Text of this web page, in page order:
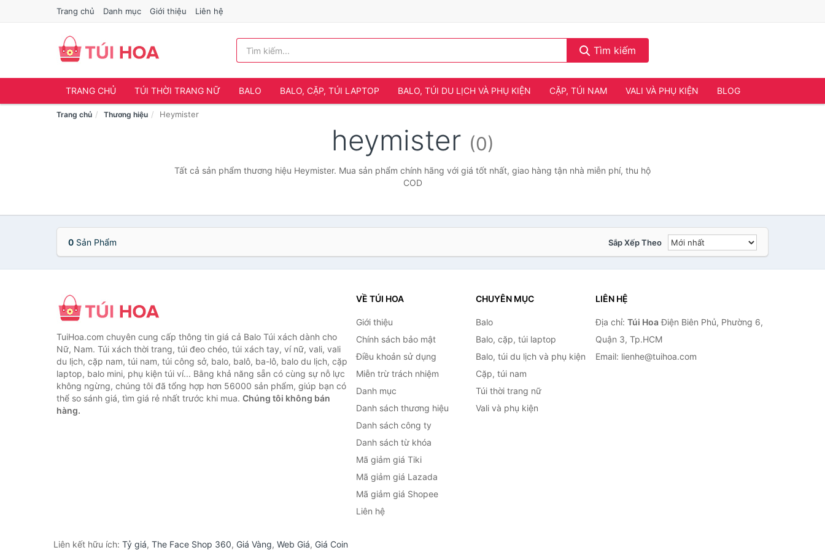
Trang chủ Danh mục Giới thiệu Liên hệ
Tìm kiếm
TRANG CHỦ TÚI THỜI TRANG NỮ BALO BALO, CẶP, TÚI LAPTOP BALO, TÚI DU LỊCH VÀ PHỤ KIỆN CẶP, TÚI NAM VALI VÀ PHỤ KIỆN BLOG
Trang chủ Thương hiệu Heymister
heymister (0)
Tất cả sản phẩm thương hiệu Heymister. Mua sản phẩm chính hãng với giá tốt nhất, giao hàng tận nhà miễn phí, thu hộ
COD
0 Sản Phẩm Sắp Xếp Theo
TuiHoa.com chuyên cung cấp thông tin giá cả Balo Túi xách dành cho
Nữ, Nam. Túi xách thời trang, túi đeo chéo, túi xách tay, ví nữ, vali, vali
du lịch, cặp nam, túi nam, túi công sở, balo, balô, ba-lô, balo du lịch, cặp
laptop, balo mini, phụ kiện túi ví... Bằng khả năng sẵn có cùng sự nỗ lực
không ngừng, chúng tôi đã tổng hợp hơn 56000 sản phẩm, giúp bạn có
thể so sánh giá, tìm giá rẻ nhất trước khi mua. Chúng tôi không bán
hàng.
VỀ TÚI HOA
Giới thiệu
Chính sách bảo mật
Điều khoản sử dụng
Miễn trừ trách nhiệm
Danh mục
Danh sách thương hiệu
Danh sách công ty
Danh sách từ khóa
Mã giảm giá Tiki
Mã giảm giá Lazada
Mã giảm giá Shopee
Liên hệ
CHUYÊN MỤC
Balo
Balo, cặp, túi laptop
Balo, túi du lịch và phụ kiện
Cặp, túi nam
Túi thời trang nữ
Vali và phụ kiện
LIÊN HỆ
Địa chỉ: Túi HoaĐiện Biên Phủ, Phường 6,
Quận 3, Tp.HCM
Email: lienhe@tuihoa.com
Liên kết hữu ích: Tỷ giá, The Face Shop 360, Giá Vàng, Web Giá, Giá Coin